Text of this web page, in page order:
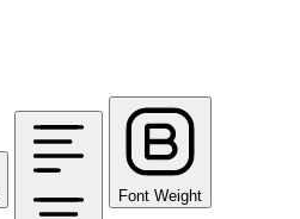
Font Weight